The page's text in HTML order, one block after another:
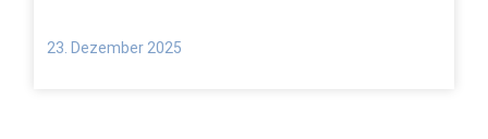
23. Dezember 2025